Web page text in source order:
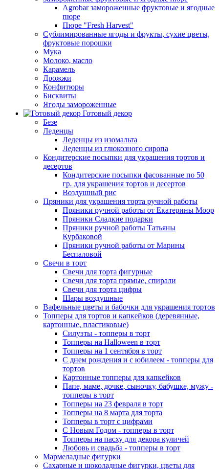
Agrobar замороженные фруктовые и ягодные
пюре
Пюре "Fresh Harvest"
Сублимированные ягоды и фрукты, сухие цветы,
фруктовые порошки
Мука
Молоко, масло
Карамель
Дрожжи
Конфитюры
Бисквиты
Ягоды замороженные
Готовый декор
Безе
Леденцы
Леденцы из изомальта
Леденцы из глюкозного сиропа
Кондитерские посыпки для украшения тортов и
десертов
Кондитерские посыпки фасованные по 50
гр. для украшения тортов и десертов
Воздушный рис
Пряники для украшения торта ручной работы
Пряники ручной работы от Екатерины Моор
Пряники Сладкие подарки
Пряники ручной работы Татьяны
Курбаковой
Пряники ручной работы от Марины
Беспаловой
Свечи в торт
Свечи для торта фигурные
Свечи для торта прямые, спирали
Свечи для торта цифры
Шары воздушные
Вафельные цветы и бабочки для украшения тортов
Топперы для тортов и капкейков (деревянные,
картонные, пластиковые)
Силуэты - топперы в торт
Топперы на Halloween в торт
Топперы на 1 сентября в торт
С днем рождения и с юбилеем - топперы для
тортов
Картонные топперы для капкейков
Папе, маме, дочке, сыночку, бабушке, мужу -
топперы в торт
Топперы на 23 февраля в торт
Топперы на 8 марта для торта
Топперы в торт с цифрами
С Новым Годом - топперы в торт
Топперы на пасху для декора куличей
Любовь и свадьба - топперы в торт
Мармеладные фигурки
Сахарные и шоколадные фигурки, цветы для